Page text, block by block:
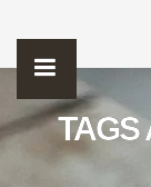
TAGS